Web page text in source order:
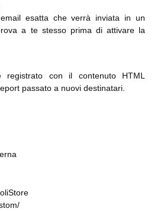
esatta che verrà inviata in un
a te stesso prima di attivare la
registrato con il contenuto HTML
passato a nuovi destinatari.